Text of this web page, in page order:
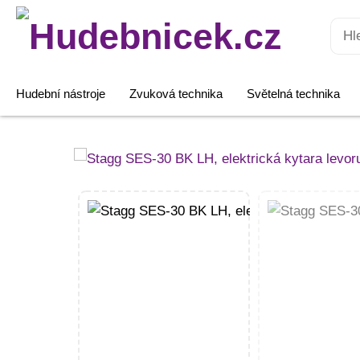
Hledat:
Hudební nástroje Zvuková technika Světelná technika
Stagg
30